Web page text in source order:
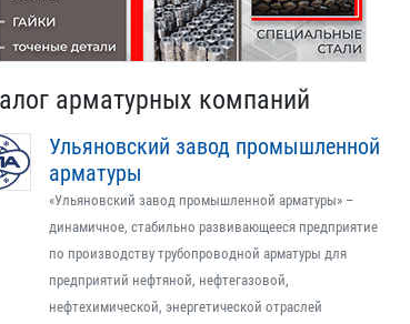
арматурных компаний
Ульяновский завод промышленной
арматуры
«Ульяновский завод промышленной арматуры» –
динамичное, стабильно развивающееся предприятие
по производству трубопроводной арматуры для
предприятий нефтяной, нефтегазовой,
нефтехимической, энергетической отраслей